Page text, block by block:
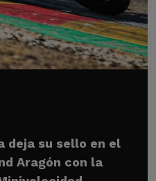
deja su sello en el
Aragón con la